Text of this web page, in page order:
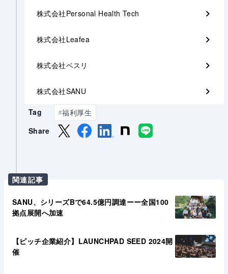
株式会社Personal Health Tech
株式会社Leafea
株式会社ベスリ
株式会社SANU
Tag #福利厚生
Share
関連記事
SANU、シリーズBで64.5億円調達ーー全国100
拠点展開へ加速
【ピッチ企業紹介】LAUNCHPAD SEED 2024開
催